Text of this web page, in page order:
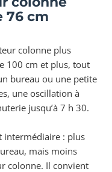
76 cm
colonne plus
100 cm et plus, tout
bureau ou une petite
une oscillation à
jusqu’à 7 h 30.
intermédiaire : plus
mais moins
colonne. Il convient